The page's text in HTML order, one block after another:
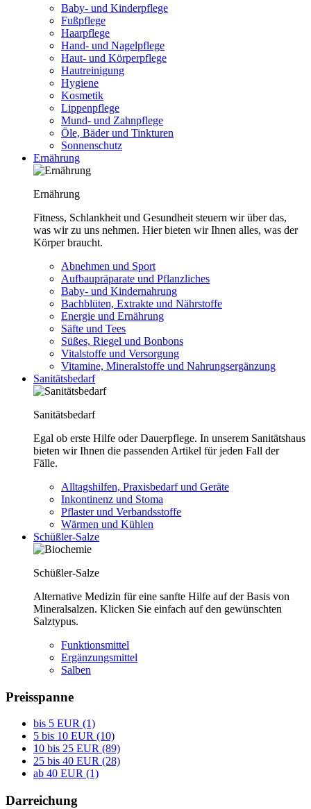
Baby- und Kinderpflege
Fußpflege
Haarpflege
Hand- und Nagelpflege
Haut- und Körperpflege
Hautreinigung
Hygiene
Kosmetik
Lippenpflege
Mund- und Zahnpflege
Öle, Bäder und Tinkturen
Sonnenschutz
Ernährung
Ernährung
Fitness, Schlankheit und Gesundheit steuern wir über das,
was wir zu uns nehmen. Hier bieten wir Ihnen alles, was der
Körper braucht.
Abnehmen und Sport
Aufbaupräparate und Pflanzliches
Baby- und Kindernahrung
Bachblüten, Extrakte und Nährstoffe
Energie und Ernährung
Säfte und Tees
Süßes, Riegel und Bonbons
Vitalstoffe und Versorgung
Vitamine, Mineralstoffe und Nahrungsergänzung
Sanitätsbedarf
Sanitätsbedarf
Egal ob erste Hilfe oder Dauerpflege. In unserem Sanitätshaus
bieten wir Ihnen die passenden Artikel für jeden Fall der
Fälle.
Alltagshilfen, Praxisbedarf und Geräte
Inkontinenz und Stoma
Pflaster und Verbandsstoffe
Wärmen und Kühlen
Schüßler-Salze
Schüßler-Salze
Alternative Medizin für eine sanfte Hilfe auf der Basis von
Mineralsalzen. Klicken Sie einfach auf den gewünschten
Salztypus.
Funktionsmittel
Ergänzungsmittel
Salben
Preisspanne
bis 5 EUR (1)
5 bis 10 EUR (10)
10 bis 25 EUR (89)
25 bis 40 EUR (28)
ab 40 EUR (1)
Darreichung